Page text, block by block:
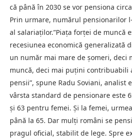
că până în 2030 se vor pensiona
Prin urmare, numărul pensionarilor
al salariaţilor.”Piaţa forţei de muncă
recesiunea economică generalizată
un număr mai mare de şomeri, deci
muncă, deci mai puţini contribuabili
pensii”, spune Radu Soviani, analist
vârsta standard de pensionare este
şi 63 pentru femei. Şi la femei,
până la 65. Dar mulţi români se
pragul oficial, stabilit de lege. Spre